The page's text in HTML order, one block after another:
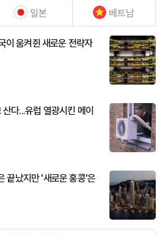
일본 베트남
이 움켜쥔 새로운 전략자
다...유럽 열광시킨 메이
끝났지만 '새로운 홍콩'은